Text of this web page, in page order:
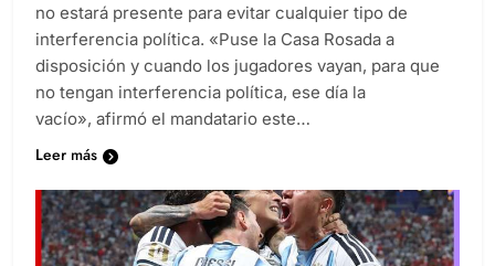
no estará presente para evitar cualquier tipo de
interferencia política. «Puse la Casa Rosada a
disposición y cuando los jugadores vayan, para que
no tengan interferencia política, ese día la
vacío», afirmó el mandatario este…
Leer más